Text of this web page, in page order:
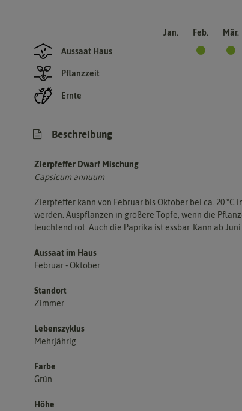
Aussaat Haus
Pflanzzeit
Ernte
Jan. Feb. Mär.
Beschreibung
Zierpfeffer Dwarf Mischung
Capsicum annuum
Zierpfeffer kann von Februar bis Oktober bei ca. 20
werden. Auspflanzen in größere Töpfe, wenn die
leuchtend rot. Auch die Paprika ist essbar. Kann ab
Aussaat im Haus
Februar - Oktober
Standort
Zimmer
Lebenszyklus
Mehrjährig
Farbe
Grün
Höhe